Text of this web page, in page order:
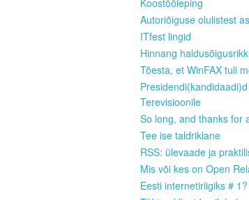
Koostööleping
Autoriõiguse olulistest
ITfest lingid
Hinnang
Tõesta, et WinFAX tuli
Terevisioonile
So long, and thanks for
Tee ise taldriklane
RSS: ülevaade ja
Mis või kes on Open
Eesti internetiriigiks # 1?